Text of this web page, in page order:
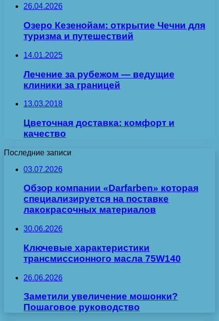
26.04.2026
Озеро Кезенойам: открытие Чечни для
туризма и путешествий
14.01.2025
Лечение за рубежом — ведущие
клиники за границей
13.03.2018
Цветочная доставка: комфорт и
качество
Последние записи
03.07.2026
Обзор компании «Darfarben» которая
специализируется на поставке
лакокрасочных материалов
30.06.2026
Ключевые характеристики
трансмиссионного масла 75W140
26.06.2026
Заметили увеличение мошонки?
Пошаговое руководство